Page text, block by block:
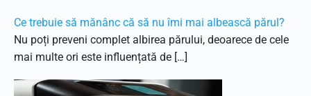
Ce trebuie să mănânc că să nu îmi mai albească părul?
Nu poți preveni complet albirea părului, deoarece de cele
mai multe ori este influențată de […]